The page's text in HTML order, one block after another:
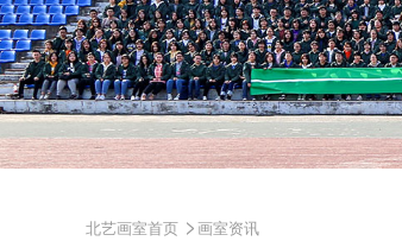
北艺画室首页 >画室资讯